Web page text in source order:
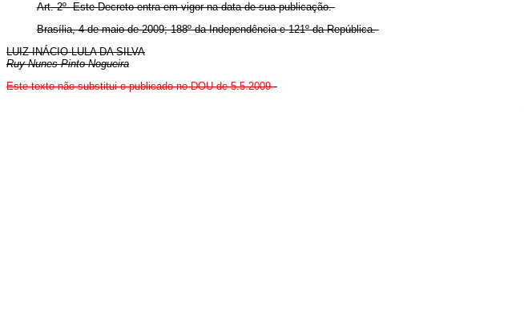
Art. 2ºEste Decreto entra em vigor na data de sua publicação.
Brasília, 4 de maio de 2009; 188ºda Independência e 121ºda República.
LUIZ INÁCIO LULA DA SILVA
Ruy Nunes Pinto Nogueira
Estetexto não substitui o publicado no DOU de 5.5.2009